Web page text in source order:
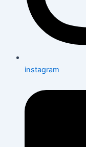
instagram